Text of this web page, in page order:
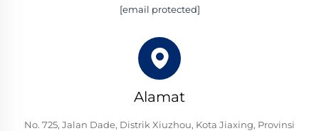
[email protected]
Alamat
No. 725, Jalan Dade, Distrik Xiuzhou, Kota Jiaxing, Provinsi